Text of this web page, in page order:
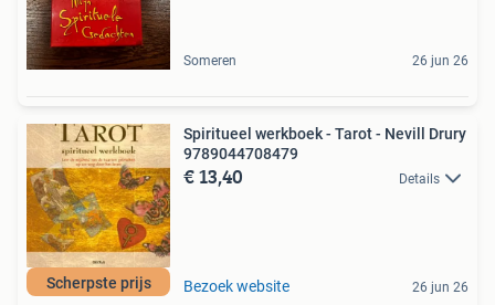
Someren 26 jun 26
Scherpste prijs
Spiritueel werkboek - Tarot - Nevill Drury
9789044708479
€ 13,40 Details
Bezoek website 26 jun 26